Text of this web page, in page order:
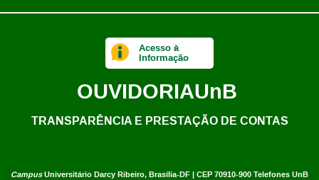
CampusUniversitário Darcy Ribeiro, Brasília-DF | CEP 70910-900 Telefones UnB
Acesso à
Informação
OUVIDORIAUnB
TRANSPARÊNCIA E PRESTAÇÃO DE CONTAS